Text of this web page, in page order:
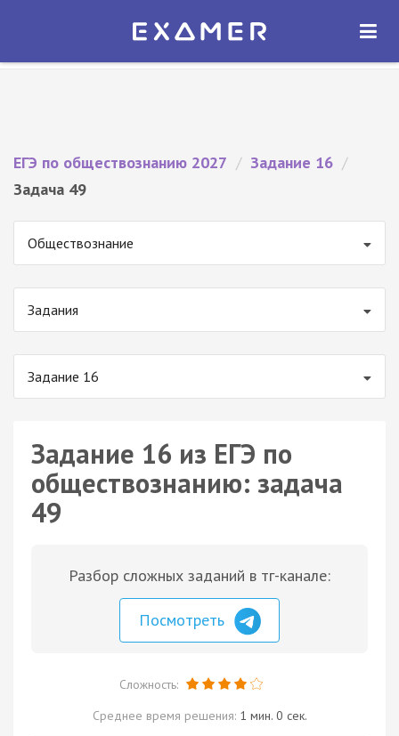
Экзамер — ЕГЭ 2027
ОТКРЫТЬ
ЕГЭ по обществознанию 2027 / Задание 16 /
Задача 49
Обществознание
Задания
Задание 16
Задание 16 из ЕГЭ по
обществознанию: задача
49
Разбор сложных заданий в тг-канале:
Посмотреть
Сложность:
Среднее время решения: 1 мин. 0 сек.